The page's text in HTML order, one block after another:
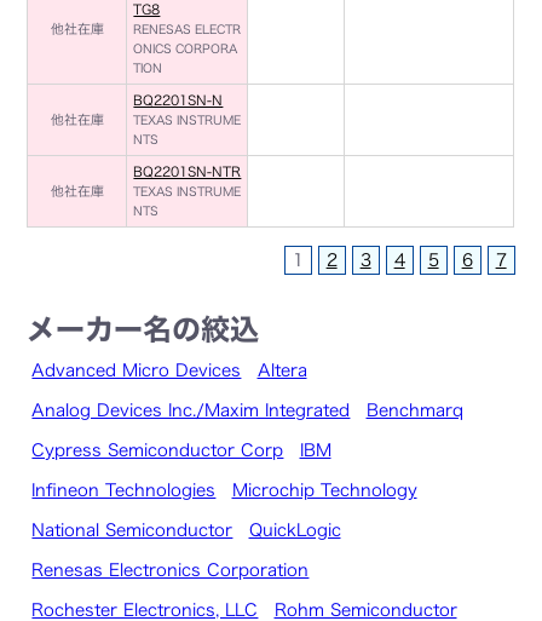
他社在庫
TG8
RENESAS ELECTR
ONICS CORPORA
TION
他社在庫
BQ2201SN-N
TEXAS INSTRUME
NTS
他社在庫
BQ2201SN-NTR
TEXAS INSTRUME
NTS
1 2 3 4 5 6 7
メーカー名の絞込
Advanced Micro Devices Altera
Analog Devices Inc./Maxim Integrated Benchmarq
Cypress Semiconductor Corp IBM
Infineon Technologies Microchip Technology
National Semiconductor QuickLogic
Renesas Electronics Corporation
Rochester Electronics, LLC Rohm Semiconductor